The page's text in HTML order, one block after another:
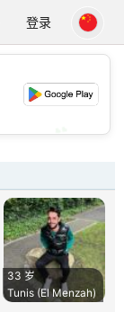
登录
33 岁
Tunis (El Menzah)